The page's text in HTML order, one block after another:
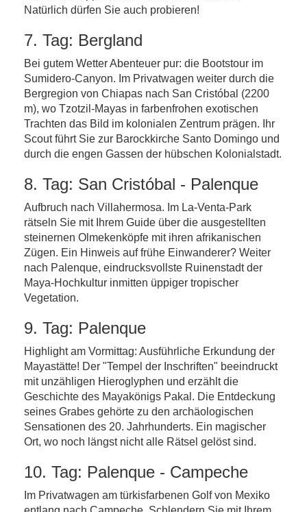
Natürlich dürfen Sie auch probieren!
7. Tag: Bergland
Bei gutem Wetter Abenteuer pur: die Bootstour im
Sumidero-Canyon. Im Privatwagen weiter durch die
Bergregion von Chiapas nach San Cristóbal (2200
m), wo Tzotzil-Mayas in farbenfrohen exotischen
Trachten das Bild im kolonialen Zentrum prägen. Ihr
Scout führt Sie zur Barockkirche Santo Domingo und
durch die engen Gassen der hübschen Kolonialstadt.
8. Tag: San Cristóbal - Palenque
Aufbruch nach Villahermosa. Im La-Venta-Park
rätseln Sie mit Ihrem Guide über die ausgestellten
steinernen Olmekenköpfe mit ihren afrikanischen
Zügen. Ein Hinweis auf frühe Einwanderer? Weiter
nach Palenque, eindrucksvollste Ruinenstadt der
Maya-Hochkultur inmitten üppiger tropischer
Vegetation.
9. Tag: Palenque
Highlight am Vormittag: Ausführliche Erkundung der
Mayastätte! Der "Tempel der Inschriften" beeindruckt
mit unzähligen Hieroglyphen und erzählt die
Geschichte des Mayakönigs Pakal. Die Entdeckung
seines Grabes gehörte zu den archäologischen
Sensationen des 20. Jahrhunderts. Ein magischer
Ort, wo noch längst nicht alle Rätsel gelöst sind.
10. Tag: Palenque - Campeche
Im Privatwagen am türkisfarbenen Golf von Mexiko